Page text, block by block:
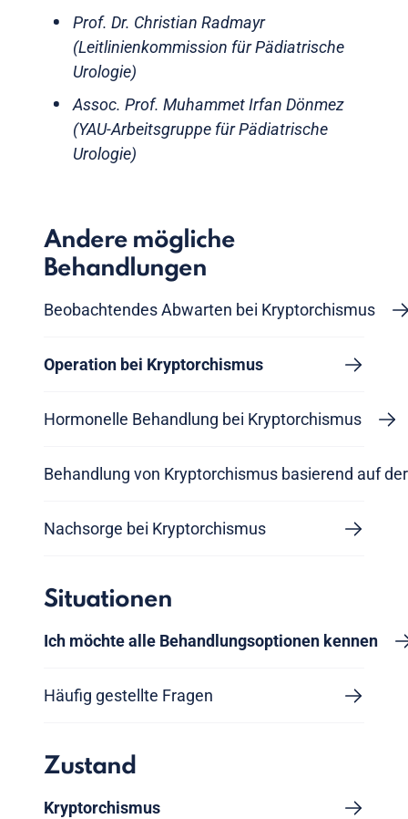
Prof. Dr. Christian Radmayr
(Leitlinienkommission für Pädiatrische
Urologie)
Assoc. Prof. Muhammet Irfan Dönmez
(YAU-Arbeitsgruppe für Pädiatrische
Urologie)
Andere mögliche
Behandlungen
Beobachtendes Abwarten bei Kryptorchismus
Operation bei Kryptorchismus
Hormonelle Behandlung bei Kryptorchismus
Behandlung von Kryptorchismus basierend auf
Nachsorge bei Kryptorchismus
Situationen
Ich möchte alle Behandlungsoptionen kennen
Häufig gestellte Fragen
Zustand
Kryptorchismus